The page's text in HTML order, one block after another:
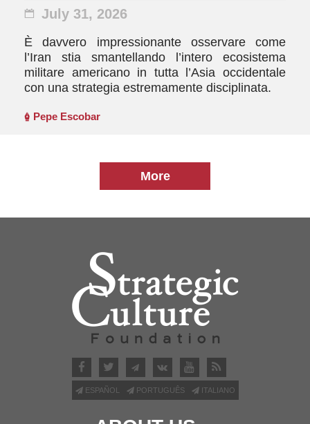
July 31, 2026
È davvero impressionante osservare come
l’Iran stia smantellando l’intero ecosistema
militare americano in tutta l’Asia occidentale
con una strategia estremamente disciplinata.
Pepe Escobar
More
ESPAÑOL PORTUGUÊS ITALIANO